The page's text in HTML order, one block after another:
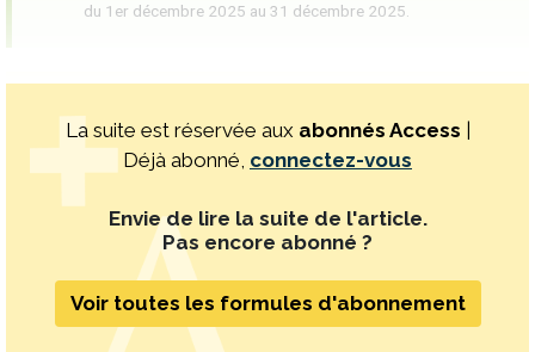
du 1er décembre 2025 au 31 décembre 2025.
La suite est réservée aux abonnés Access |
Déjà abonné, connectez-vous
Envie de lire la suite de l'article.
Pas encore abonné ?
Voir toutes les formules d'abonnement